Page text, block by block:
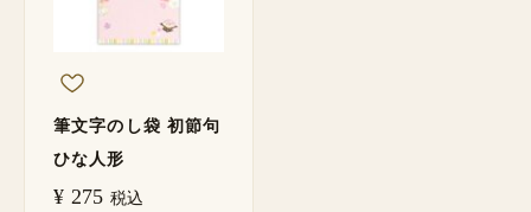
筆文字のし袋 初節句
ひな人形
¥ 275 税込